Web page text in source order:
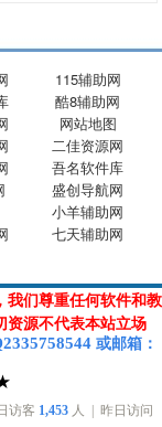
115辅助网
酷8辅助网
网站地图
二佳资源网
吾名软件库
盛创导航网
小羊辅助网
七天辅助网
我们尊重任何软件和教
资源不代表本站立场
2335758544 或邮箱 ：
访客 1,453人 | 昨日访问